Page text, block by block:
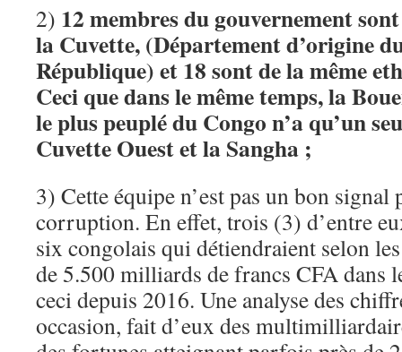
2) 12 membres du gouvernement
la Cuvette, (Département d’origine
République) et 18 sont de la même
Ceci que dans le même temps, la
le plus peuplé du Congo n’a qu’un
Cuvette Ouest et la Sangha ;
3) Cette équipe n’est pas un bon
corruption. En effet, trois (3) d’entre
six congolais qui détiendraient selon
de 5.500 milliards de francs CFA dans
ceci depuis 2016. Une analyse des
occasion, fait d’eux des